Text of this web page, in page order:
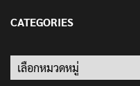
CATEGORIES
Categories